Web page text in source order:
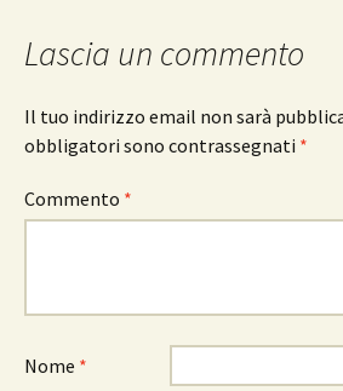
Lascia un commento
Il tuo indirizzo email non sarà
obbligatori sono contrassegnati *
Commento *
Nome *